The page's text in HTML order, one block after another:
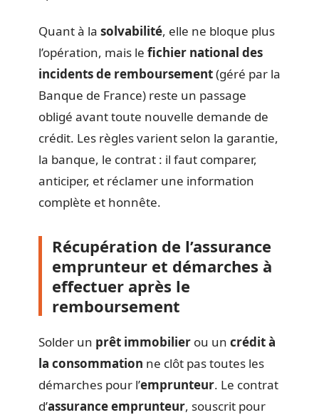
Quant à la solvabilité, elle ne bloque plus
l’opération, mais le fichier national des
incidents de remboursement(géré par la
Banque de France) reste un passage
obligé avant toute nouvelle demande de
crédit. Les règles varient selon la garantie,
la banque, le contrat : il faut comparer,
anticiper, et réclamer une information
complète et honnête.
Récupération de l’assurance
emprunteur et démarches à
effectuer après le
remboursement
Solder un prêt immobilier ou un crédit à
la consommation ne clôt pas toutes les
démarches pour l’emprunteur. Le contrat
d’assurance emprunteur, souscrit pour